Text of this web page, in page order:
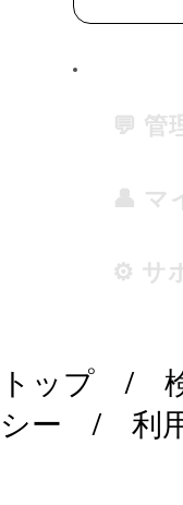
トップ /
シー / 利
💬 管
👤 マ
⚙️ サ